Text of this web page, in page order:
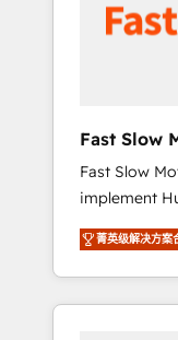
so it
reporting - Workflow automation and data
clean-up - Sales enablement and team
training - Ongoing optimisation and RevOps
support Based in Leeds and London, we
partner with
ready to
engine it’s
Fast Slow
&
Fast Slow
implement
one — with
complexity
HubSpot
experience
菁英级解决方案